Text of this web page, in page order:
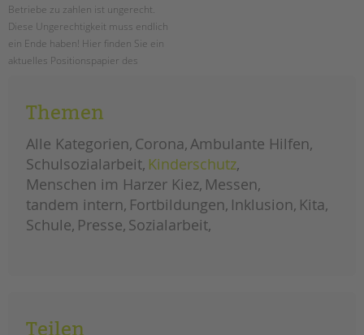
Betriebe zu zahlen ist ungerecht.
Diese Ungerechtigkeit muss endlich
ein Ende haben! Hier finden Sie ein
aktuelles Positionspapier des
für alle!
weiterlesenneues
positionspapier
zur
hauptstadtzulage
für
alle
Themen
Alle Kategorien Corona Ambulante Hilfen
Schulsozialarbeit Kinderschutz
Menschen im Harzer Kiez Messen
tandem intern Fortbildungen Inklusion Kita
Schule Presse Sozialarbeit
Teilen